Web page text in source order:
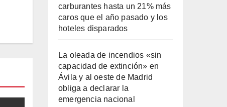
carburantes hasta un 21% más
caros que el año pasado y los
hoteles disparados
La oleada de incendios «sin
capacidad de extinción» en
Ávila y al oeste de Madrid
obliga a declarar la
emergencia nacional